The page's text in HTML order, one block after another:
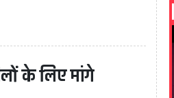
के लिए मांगे